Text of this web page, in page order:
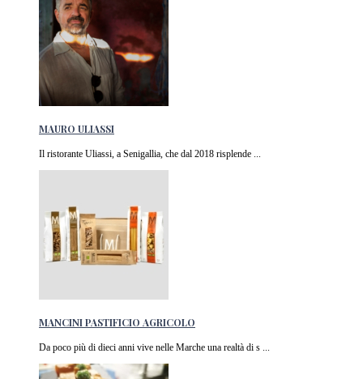
MAURO ULIASSI
Il ristorante Uliassi, a Senigallia, che dal 2018 risplende ...
MANCINI PASTIFICIO AGRICOLO
Da poco più di dieci anni vive nelle Marche una realtà di s ...